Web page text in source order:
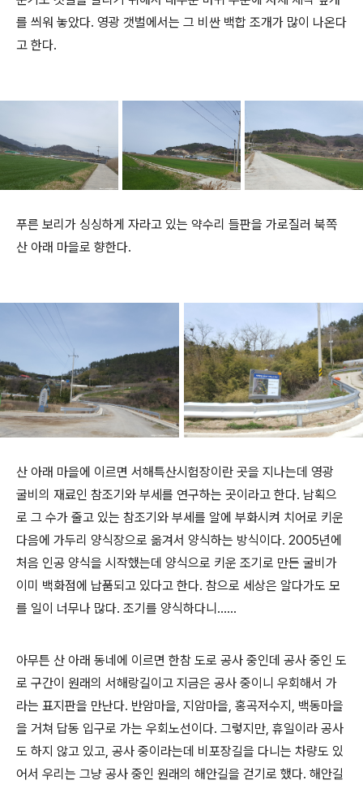
를 씌워 놓았다. 영광 갯벌에서는 그 비싼 백합 조개가 많이 나온다
고 한다.
푸른 보리가 싱싱하게 자라고 있는 약수리 들판을 가로질러 북쪽
산 아래 마을로 향한다.
산 아래 마을에 이르면 서해특산시험장이란 곳을 지나는데 영광
굴비의 재료인 참조기와 부세를 연구하는 곳이라고 한다. 남획으
로 그 수가 줄고 있는 참조기와 부세를 알에 부화시켜 치어로 키운
다음에 가두리 양식장으로 옮겨서 양식하는 방식이다. 2005년에
처음 인공 양식을 시작했는데 양식으로 키운 조기로 만든 굴비가
이미 백화점에 납품되고 있다고 한다. 참으로 세상은 알다가도 모
를 일이 너무나 많다. 조기를 양식하다니......
아무튼 산 아래 동네에 이르면 한참 도로 공사 중인데 공사 중인 도
로 구간이 원래의 서해랑길이고 지금은 공사 중이니 우회해서 가
라는 표지판을 만난다. 반암마을, 지암마을, 홍곡저수지, 백동마을
을 거쳐 답동 입구로 가는 우회노선이다. 그렇지만, 휴일이라 공사
도 하지 않고 있고, 공사 중이라는데 비포장길을 다니는 차량도 있
어서 우리는 그냥 공사 중인 원래의 해안길을 걷기로 했다. 해안길